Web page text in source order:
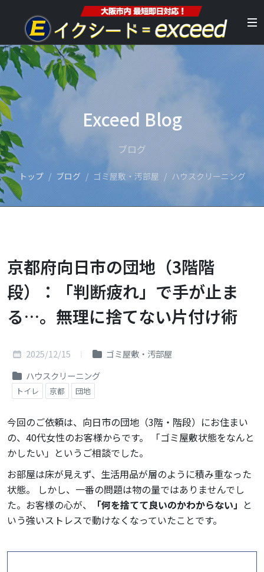
Exceed Blog
ブログ
トップ ブログ ゴミ屋敷・汚部屋 ハウスクリーニング
京都府向日市の団地（3階階
段）：「判断疲れ」で手が止ま
る…。無理に捨てない片付け術
2025/12/15
ゴミ屋敷・汚部屋
ハウスクリーニング
トイレ 京都 団地
今回のご依頼は、向日市の団地（3階・階段）にお住まい
の、40代女性のお客様からです。 「ゴミ屋敷状態をなんと
かしたい」というご相談でした。
お部屋は床が見えず、生活用品が層のように積み重なった
状態。 しかし、一番の問題は物の量ではありませんでし
た。お客様の心が、
「何を捨てて良いのかわからない」 と
いう強いストレスで動けなくなっていたことです。